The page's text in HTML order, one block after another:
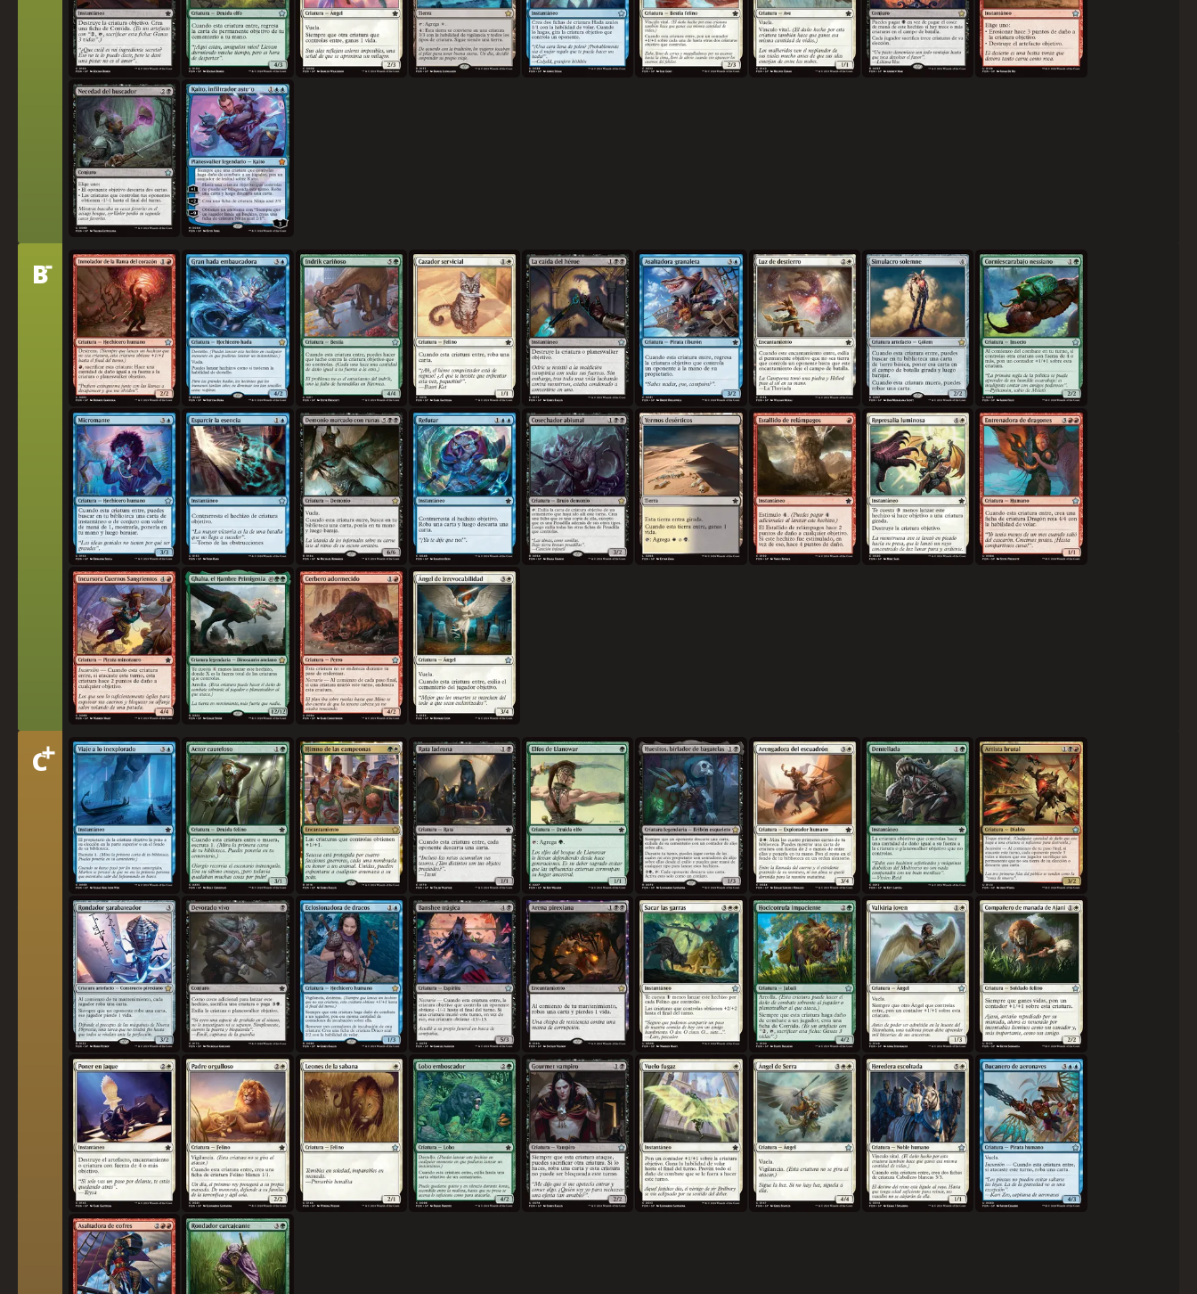
Necedad del buscador Kaito, infiltrador astuto
Nivel
B- Inmolador de la llama del corazónGran hada embaucadora Indrik cariñoso Cazador servicial La caída del héroe Asaltadora granaleta Luz de destierro Simulacro solemne Corniescarabajo nessiano
Micromante Esparcir la esencia Demonio marcado con runas Refutar Cosechador abismal Yermos desérticos Estallido de relámpagos Represalia luminosa Entrenadora de dragones
Incursora Cuernos SangrientosGhalta, el Hambre Primigenia Cerbero adormecido Ángel de irrevocabilidad
Nivel
C+ Viaje a lo inexplorado Actor cauteloso Himno de las campeonas Rata ladrona Elfos de Llanowar Huesitos, birlador de bagatelasArengadora del escuadrón Dentellada Artista brutal
Rondador garabateador Devorado vivo Eclosionadora de dracos Banshee trágica Arena pirexiana Sacar las garras Hocicotrufa impaciente Valkiria joven Compañero de manada de Ajani
Poner en jaque Padre orgulloso Leones de la sabana Lobo emboscador Gourmet vampiro Vuelo fugaz Ángel de Serra Heredera escoltada Bucanero de aeronaves
Asaltadora de cofres Rondador carcajeante